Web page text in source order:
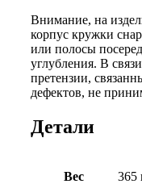
Внимание, на
корпус кружки
или полосы
углубления. В
претензии,
дефектов, не
Детали
Вес 365